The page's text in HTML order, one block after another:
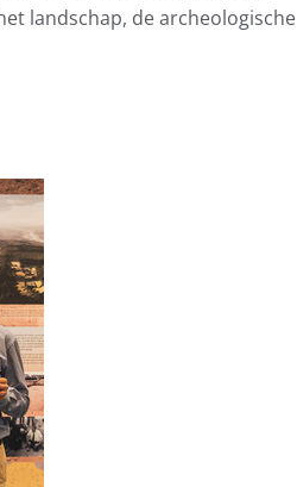
landschap, de archeologische